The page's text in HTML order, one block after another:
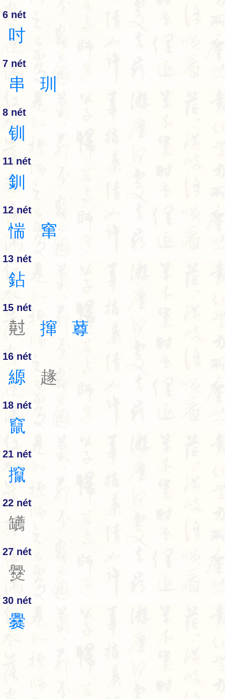
6 nét
吋
7 nét
串 玔
8 nét
钏
11 nét
釧
12 nét
惴 窜
13 nét
鉆
15 nét
𡭄 撺 䔿
16 nét
縓 䞼
18 nét
竄
21 nét
攛
22 nét
䍎
27 nét
㸑
30 nét
爨